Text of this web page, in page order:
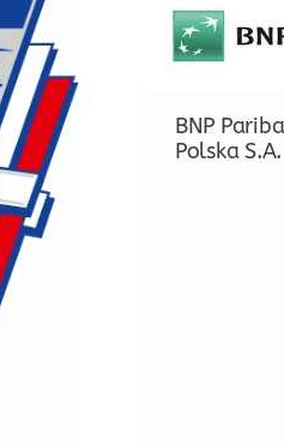
BNP
Polska S.A.